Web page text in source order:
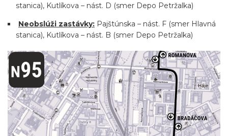
stanica), Kutlíkova – nást. D (smer Depo Petržalka)
Neobslúži zastávky: Pajštúnska – nást. F (smer Hlavná
stanica), Kutlíkova – nást. B (smer Depo Petržalka)